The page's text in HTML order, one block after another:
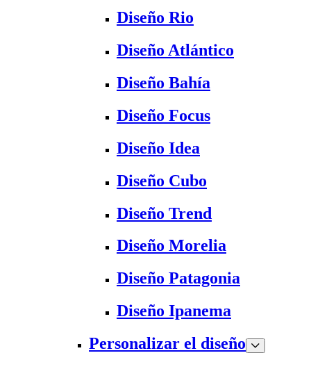
Diseño Rio
Diseño Atlántico
Diseño Bahía
Diseño Focus
Diseño Idea
Diseño Cubo
Diseño Trend
Diseño Morelia
Diseño Patagonia
Diseño Ipanema
Personalizar el diseño